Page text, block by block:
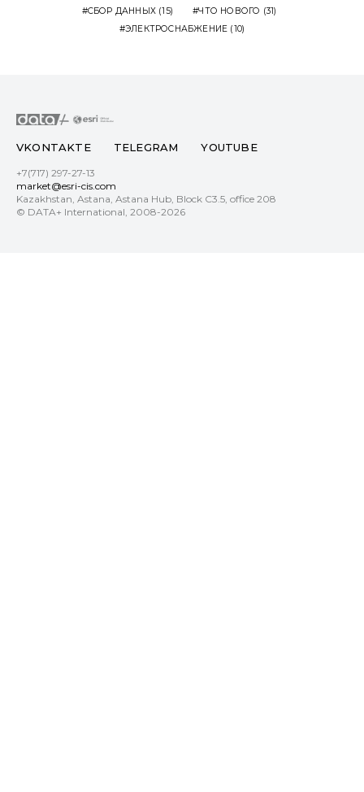
СБОР ДАННЫХ (15) ЧТО НОВОГО (31)
ЭЛЕКТРОСНАБЖЕНИЕ (10)
VKONTAKTE TELEGRAM YOUTUBE
+7(717) 297-27-13
market@esri-cis.com
Kazakhstan, Astana, Astana Hub, Block С3.5, office 208
© DATA+ International, 2008-2026